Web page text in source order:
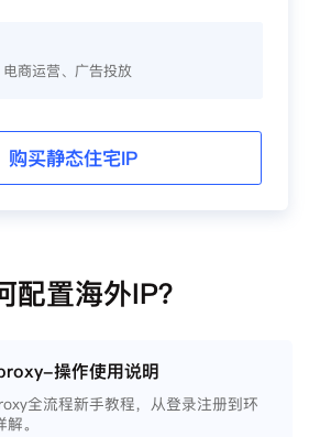
商运营、广告投放
购买静态住宅IP
配置海外IP？
操作使用说明
全流程新手教程，从登录注册到环
。